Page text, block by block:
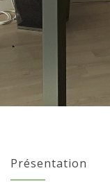
Présentation